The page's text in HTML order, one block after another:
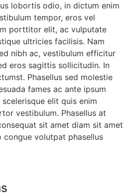
lobortis odio, in dictum enim
tempor, eros vel
porttitor elit, ac vulputate
ultricies facilisis. Nam
nibh ac, vestibulum efficitur
eros sagittis sollicitudin. In
Phasellus sed molestie
fames ac ante ipsum
elit quis enim
vestibulum. Phasellus at
sit amet diam sit amet
congue volutpat phasellus